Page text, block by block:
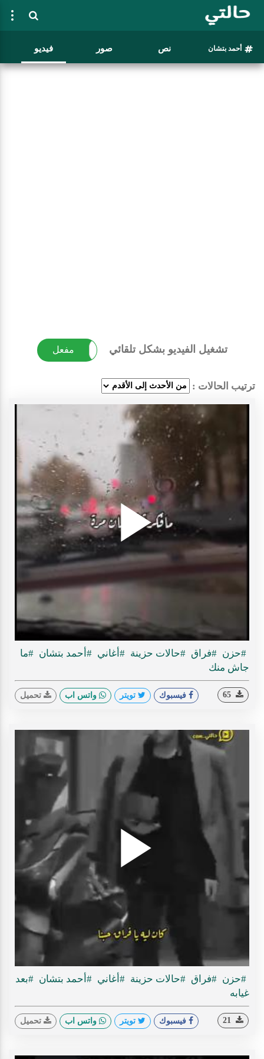
أحمد بتشان نص صور فيديو
تشغيل الفيديو بشكل تلقائي مفعل غير مفعل
ترتيب الحالات :
Play
#حزن #فراق #حالات حزينة #أغاني #أحمد بتشان #ما
جاش منك
فيسبوك تويتر واتس اب تحميل
Play
#حزن #فراق #حالات حزينة #أغاني #أحمد بتشان #بعد
غيابه
فيسبوك تويتر واتس اب تحميل